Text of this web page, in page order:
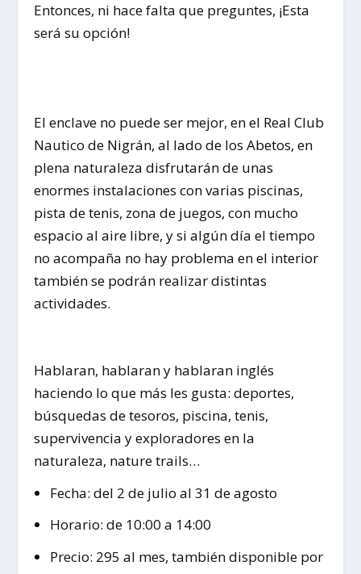
Entonces, ni hace falta que preguntes, ¡Esta
será su opción!
El enclave no puede ser mejor, en el Real Club
Nautico de Nigrán, al lado de los Abetos, en
plena naturaleza disfrutarán de unas
enormes instalaciones con varias piscinas,
pista de tenis, zona de juegos, con mucho
espacio al aire libre, y si algún día el tiempo
no acompaña no hay problema en el interior
también se podrán realizar distintas
actividades.
Hablaran, hablaran y hablaran inglés
haciendo lo que más les gusta: deportes,
búsquedas de tesoros, piscina, tenis,
supervivencia y exploradores en la
naturaleza, nature trails…
Fecha: del 2 de julio al 31 de agosto
Horario: de 10:00 a 14:00
Precio: 295 al mes, también disponible por